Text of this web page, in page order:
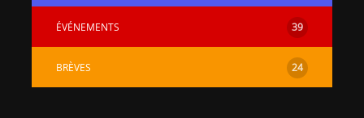
ÉVÉNEMENTS 39
BRÈVES 24